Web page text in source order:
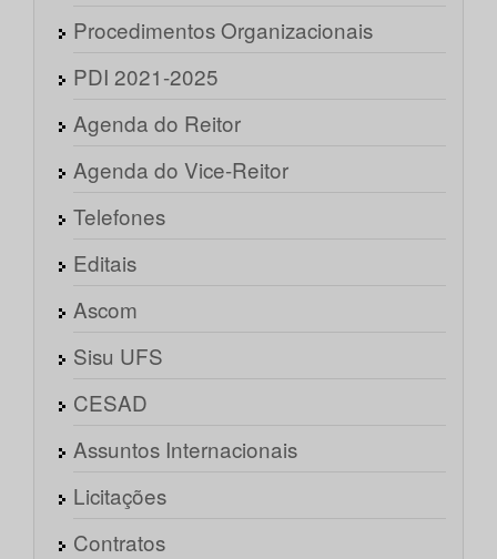
Procedimentos Organizacionais
PDI 2021-2025
Agenda do Reitor
Agenda do Vice-Reitor
Telefones
Editais
Ascom
Sisu UFS
CESAD
Assuntos Internacionais
Licitações
Contratos